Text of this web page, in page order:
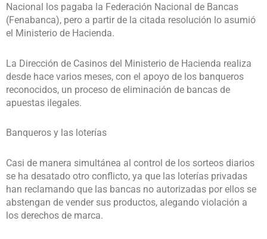
Nacional los pagaba la Federación Nacional de Bancas
(Fenabanca), pero a partir de la citada resolución lo asumió
el Ministerio de Hacienda.
La Dirección de Casinos del Ministerio de Hacienda realiza
desde hace varios meses, con el apoyo de los banqueros
reconocidos, un proceso de eliminación de bancas de
apuestas ilegales.
Banqueros y las loterías
Casi de manera simultánea al control de los sorteos diarios
se ha desatado otro conflicto, ya que las loterías privadas
han reclamando que las bancas no autorizadas por ellos se
abstengan de vender sus productos, alegando violación a
los derechos de marca.